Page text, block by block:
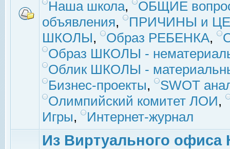
Наша школа,
ОБЩИЕ
объявления,
ПРИЧИНЫ и
ШКОЛЫ, Образ РЕБЕНКА,
Образ ШКОЛЫ -
Облик ШКОЛЫ -
Бизнес-проекты,
SWOT
Олимпийский комитет ЛОИ,
Игры, Интернет-журнал
Из Виртуального офиса